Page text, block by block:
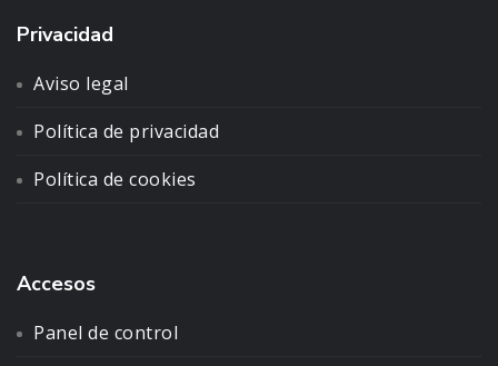
Privacidad
Aviso legal
Política de privacidad
Política de cookies
Accesos
Panel de control